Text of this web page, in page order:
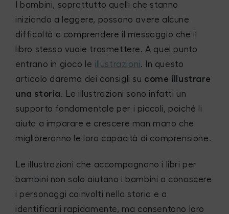
I bambini, soprattutto quelli che stanno
iniziando a leggere, possono avere alcune
difficoltà a comprendere il messaggio che il
libro stesso vuole trasmettere. A quel punto
entrano in gioco le illustrazioni. In questo
articolo daremo dei consigli su come illustrare
una storia. Le illustrazioni sono infatti un
supporto fondamentale per i piccoli, poiché li
aiuta a imparare e crescere man mano che
miglioreranno le loro capacità di comprensione.
Le illustrazioni che accompagnano i libri per
bambini non solo aiutano i bambini a conoscere
i personaggi coinvolti nella storia e a
identificarli rapidamente, ma consentono loro